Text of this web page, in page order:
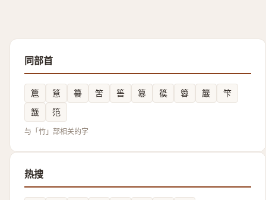
同部首
簄 䈚 䉵 䇢 筶 簒 篌 䈶 䉷
笇
籖
笵
与「竹」部相关的字
热搜